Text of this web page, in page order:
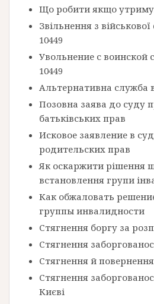
Що робити якщо
Звільнення з
10449
Увольнение с воинской
10449
Альтернативна служба
Позовна заява до суду
батьківських прав
Исковое заявление в
родительских прав
Як оскаржити рішення
встановлення групи
Как обжаловать
группы инвалидности
Стягнення боргу за
Стягнення
Стягнення й
Стягнення
Києві